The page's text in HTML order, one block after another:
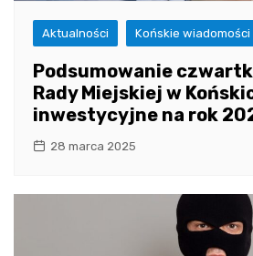
Aktualności Końskie wiadomości
Podsumowanie
Rady Miejskiej w
inwestycyjne na rok
28 marca 2025